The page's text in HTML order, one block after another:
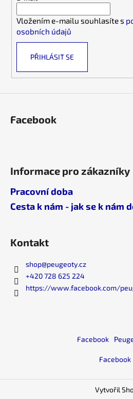
r
ý
p
Vložením e-mailu souhlasíte s
osobních údajů
PŘIHLÁSIT SE
Facebook
Informace pro zákazníky
Pracovní doba
Cesta k nám - jak se k nám
Kontakt
shop@peugeoty.cz
+420 728 625 224
https://www.facebook.com/
Facebook
Facebook
Vytvořil